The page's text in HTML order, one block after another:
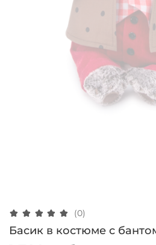
(0)
Басик в костюме с бантом